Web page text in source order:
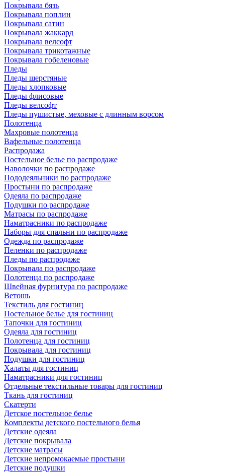
Покрывала бязь
Покрывала поплин
Покрывала сатин
Покрывала жаккард
Покрывала велсофт
Покрывала трикотажные
Покрывала гобеленовые
Пледы
Пледы шерстяные
Пледы хлопковые
Пледы флисовые
Пледы велсофт
Пледы пушистые, меховые с длинным ворсом
Полотенца
Махровые полотенца
Вафельные полотенца
Распродажа
Постельное белье по распродаже
Наволочки по распродаже
Пододеяльники по распродаже
Простыни по распродаже
Одеяла по распродаже
Подушки по распродаже
Матрасы по распродаже
Наматрасники по распродаже
Наборы для спальни по распродаже
Одежда по распродаже
Пеленки по распродаже
Пледы по распродаже
Покрывала по распродаже
Полотенца по распродаже
Швейная фурнитура по распродаже
Ветошь
Текстиль для гостиниц
Постельное белье для гостиниц
Тапочки для гостиниц
Одеяла для гостиниц
Полотенца для гостиниц
Покрывала для гостиниц
Подушки для гостиниц
Халаты для гостиниц
Наматрасники для гостиниц
Отдельные текстильные товары для гостиниц
Ткань для гостиниц
Скатерти
Детское постельное белье
Комплекты детского постельного белья
Детские одеяла
Детские покрывала
Детские матрасы
Детские непромокаемые простыни
Детские подушки